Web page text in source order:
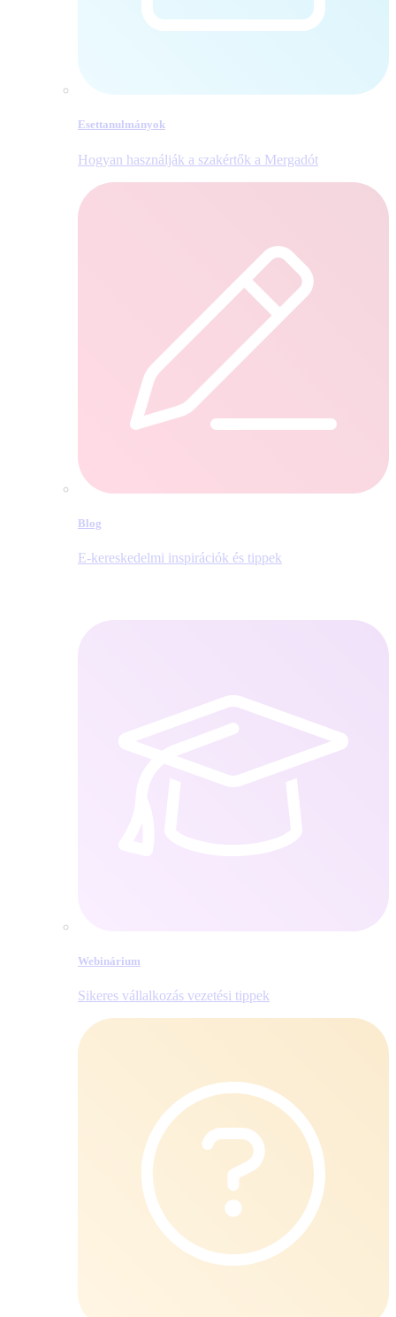
Esettanulmányok
Hogyan használják a szakértők a Mergadót
Blog
E‑kereskedelmi inspirációk és tippek
Webinárium
Sikeres vállalkozás vezetési tippek